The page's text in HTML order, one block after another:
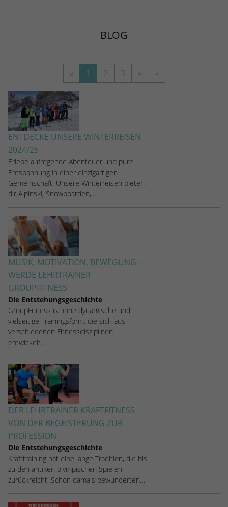
BLOG
« 1 2 3 4 »
ENTDECKE UNSERE WINTERREISEN
2024/25
Erlebe aufregende Abenteuer und pure
Entspannung in einer einzigartigen
Gemeinschaft. Unsere Winterreisen bieten
dir Alpinski, Snowboarden,…
MUSIK, MOTIVATION, BEWEGUNG –
WERDE LEHRTRAINER
GROUPFITNESS
Die Entstehungsgeschichte
GroupFitness ist eine dynamische und
vielseitige Trainingsform, die sich aus
verschiedenen Fitnessdisziplinen
entwickelt…
DER LEHRTRAINER KRAFTFITNESS –
VON DER BEGEISTERUNG ZUR
PROFESSION
Die Entstehungsgeschichte
Krafttraining hat eine lange Tradition, die bis
zu den antiken olympischen Spielen
zurückreicht. Schon damals bewunderten…
Google Analytics
Laufzeit 1 Minute
Zweck
und nutzt dazu den DoubleClick des
Anzeigenplatzierung zu vereinfachen.